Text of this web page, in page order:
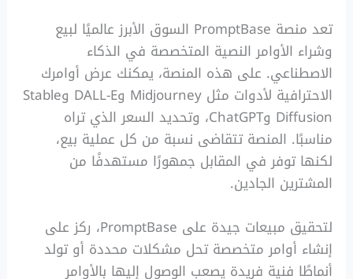
تعد منصة PromptBase السوق الأبرز عالميًا لبيع
وشراء الأوامر النصية المتخصصة في الذكاء
الاصطناعي. على هذه المنصة، يمكنك عرض أوامرك
الاحترافية لأدوات مثل Midjourney وDALL-E وStable
Diffusion وChatGPT، وتحديد السعر الذي تراه
مناسبًا. المنصة تتقاضى نسبة من كل عملية بيع،
لكنها توفر في المقابل جمهورًا مستهدفًا من
المشترين الجادين.
لتحقيق مبيعات جيدة على PromptBase، ركز على
إنشاء أوامر متخصصة تحل مشكلات محددة أو تولد
أنماطًا فنية فريدة يصعب الوصول إليها بالأوامر